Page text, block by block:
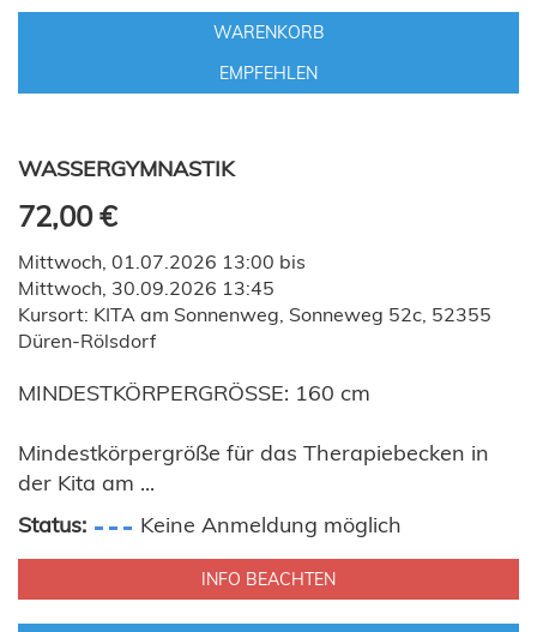
WARENKORB
EMPFEHLEN
WASSERGYMNASTIK
72,00 €
Mittwoch, 01.07.2026 13:00 bis
Mittwoch, 30.09.2026 13:45
Kursort: KITA am Sonnenweg, Sonneweg 52c, 52355
Düren-Rölsdorf
MINDESTKÖRPERGRÖSSE: 160 cm
Mindestkörpergröße für das Therapiebecken in
der Kita am ...
Status:
Keine Anmeldung möglich
INFO BEACHTEN